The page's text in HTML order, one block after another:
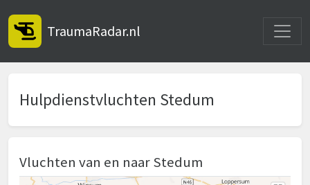
TraumaRadar.nl
Hulpdienstvluchten Stedum
Vluchten van en naar Stedum